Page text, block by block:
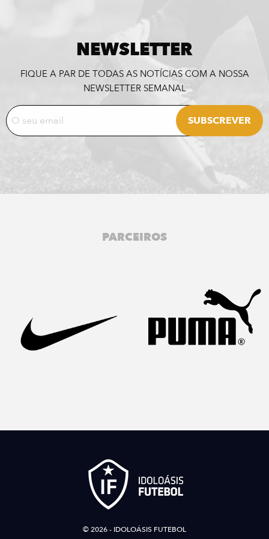
NEWSLETTER
FIQUE A PAR DE TODAS AS NOTÍCIAS COM A NOSSA
NEWSLETTER SEMANAL
PARCEIROS
© 2026 - IDOLOÁSIS FUTEBOL